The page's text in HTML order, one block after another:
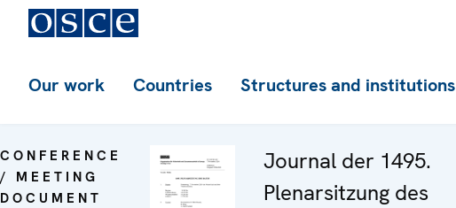
Our work Countries Structures and institutions
CONFERENCE
/ MEETING
DOCUMENT
Journal der 1495.
Plenarsitzung des